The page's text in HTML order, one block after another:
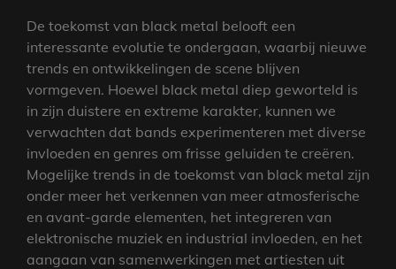
De toekomst van black metal belooft een
interessante evolutie te ondergaan, waarbij nieuwe
trends en ontwikkelingen de scene blijven
vormgeven. Hoewel black metal diep geworteld is
in zijn duistere en extreme karakter, kunnen we
verwachten dat bands experimenteren met diverse
invloeden en genres om frisse geluiden te creëren.
Mogelijke trends in de toekomst van black metal zijn
onder meer het verkennen van meer atmosferische
en avant-garde elementen, het integreren van
elektronische muziek en industrial invloeden, en het
aangaan van samenwerkingen met artiesten uit